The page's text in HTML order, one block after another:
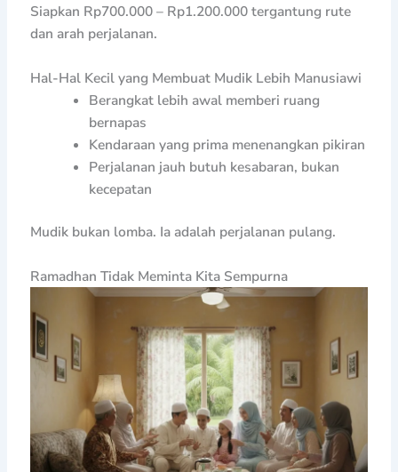
Siapkan Rp700.000 – Rp1.200.000 tergantung rute
dan arah perjalanan.
Hal-Hal Kecil yang Membuat Mudik Lebih Manusiawi
Berangkat lebih awal memberi ruang
bernapas
Kendaraan yang prima menenangkan pikiran
Perjalanan jauh butuh kesabaran, bukan
kecepatan
Mudik bukan lomba. Ia adalah perjalanan pulang.
Ramadhan Tidak Meminta Kita Sempurna